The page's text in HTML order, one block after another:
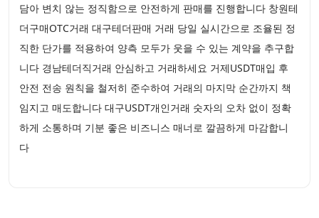
담아 변치 않는 정직함으로 안전하게 판매를 진행합니다 창원테
더구매OTC거래 대구테더판매 거래 당일 실시간으로 조율된 정
직한 단가를 적용하여 양측 모두가 웃을 수 있는 계약을 추구합
니다 경남테더직거래 안심하고 거래하세요 거제USDT매입 후
안전 전송 원칙을 철저히 준수하여 거래의 마지막 순간까지 책
임지고 매도합니다 대구USDT개인거래 숫자의 오차 없이 정확
하게 소통하며 기분 좋은 비즈니스 매너로 깔끔하게 마감합니
다